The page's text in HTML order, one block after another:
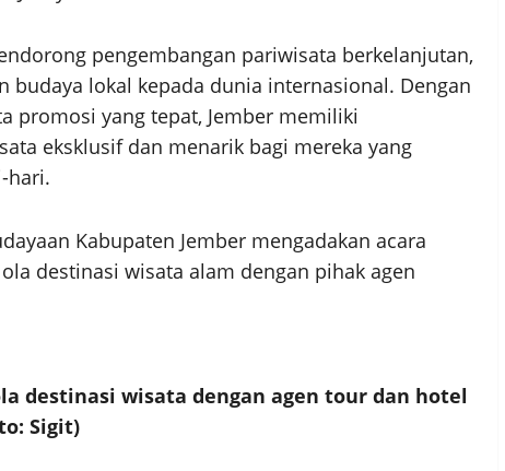
pengembangan pariwisata berkelanjutan,
budaya lokal kepada dunia internasional. Dengan
promosi yang tepat, Jember memiliki
eksklusif dan menarik bagi mereka yang
hari.
Kabupaten Jember mengadakan acara
destinasi wisata alam dengan pihak agen
destinasi wisata dengan agen tour dan hotel
Sigit)